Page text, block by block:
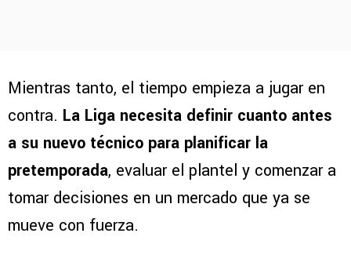
Mientras tanto, el tiempo empieza a jugar en
contra. La Liga necesita definir cuanto antes
a su nuevo técnico para planificar la
pretemporada, evaluar el plantel y comenzar a
tomar decisiones en un mercado que ya se
mueve con fuerza.